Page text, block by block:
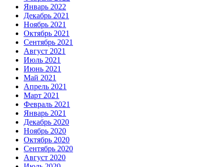
Январь 2022
Декабрь 2021
Ноябрь 2021
Октябрь 2021
Сентябрь 2021
Август 2021
Июль 2021
Июнь 2021
Май 2021
Апрель 2021
Март 2021
Февраль 2021
Январь 2021
Декабрь 2020
Ноябрь 2020
Октябрь 2020
Сентябрь 2020
Август 2020